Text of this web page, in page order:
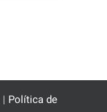
| Política de